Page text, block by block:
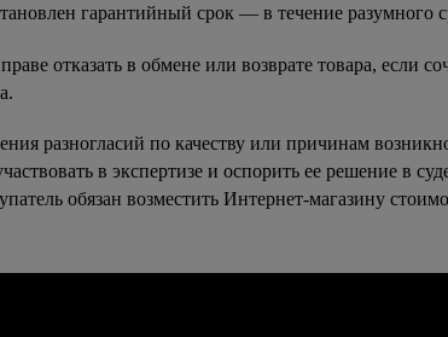
гарантийный срок — в течение разумного
отказать в обмене или возврате товара, если
разногласий по качеству или причинам
в экспертизе и оспорить ее решение в
обязан возместить Интернет-магазину